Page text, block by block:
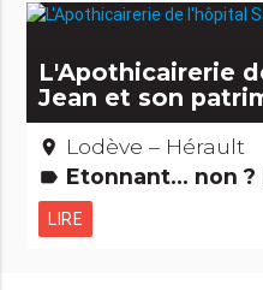
L'Apothicairerie
Jean et son
place Lodève – Hérault
label Etonnant... non ?
LIRE